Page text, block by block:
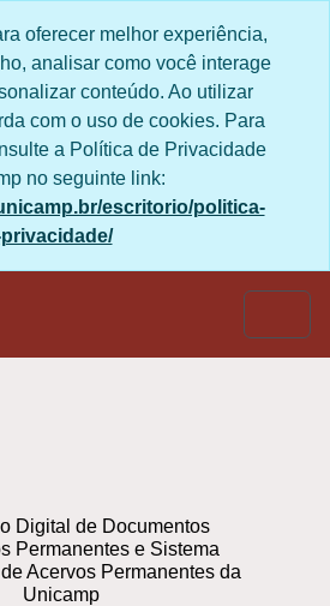
oferecer melhor experiência,
analisar como você interage
conteúdo. Ao utilizar
com o uso de cookies. Para
a Política de Privacidade
no seguinte link:
escritorio/politica-
Digital de Documentos
Permanentes e Sistema
Acervos Permanentes da
Unicamp